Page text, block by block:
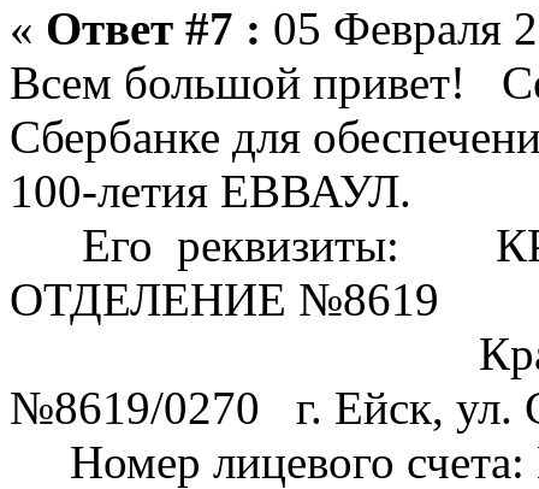
« Ответ #7 : 05 Февраля
Всем большой привет!
Сбербанке для
100-летия ЕВВАУЛ.
Его реквизиты:
ОТДЕЛЕНИЕ №8619
№8619/0270 г. Ейск, ул.
Номер лицевого